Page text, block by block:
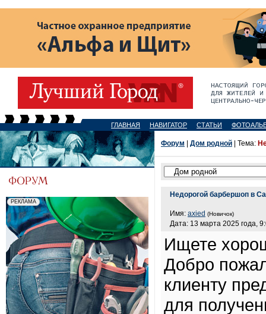
ГЛАВНАЯ НАВИГАТОР СТАТЬИ
Форум Дом родной | Тема:
Недорогой барбершоп в
Имя: axied (Новичок)
Дата: 13 марта 2025 года,
Ищете
Добро
клиенту
для